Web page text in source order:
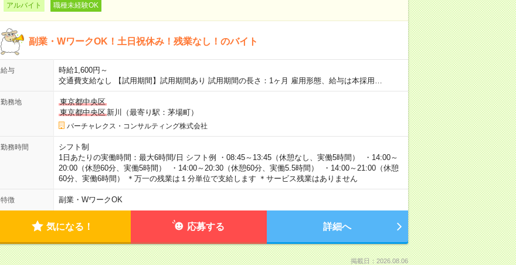
アルバイト 職種未経験OK
副業・WワークOK！土日祝休み！残業なし！のバイト
給与
時給1,600円～
交通費支給なし 【試用期間】試用期間あり 試用期間の長さ：1ヶ月 雇用形態、給与は本採用…
勤務地
東京都中央区
東京都中央区新川（最寄り駅：茅場町）
バーチャレクス・コンサルティング株式会社
勤務時間
シフト制
1日あたりの実働時間：最大6時間/日 シフト例 ・08:45～13:45（休憩なし、実働5時間） ・14:00～
20:00（休憩60分、実働5時間） ・14:00～20:30（休憩60分、実働5.5時間） ・14:00～21:00（休憩
60分、実働6時間） ＊万一の残業は１分単位で支給します ＊サービス残業はありません
特徴 副業・WワークOK
気になる！ 応募する 詳細へ
掲載日：2026.08.06